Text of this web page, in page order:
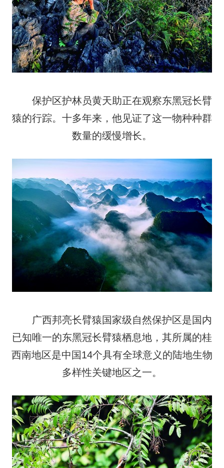
保护区护林员黄天助正在观察东黑冠长臂
猿的行踪。十多年来，他见证了这一物种种群
数量的缓慢增长。
广西邦亮长臂猿国家级自然保护区是国内
已知唯一的东黑冠长臂猿栖息地，其所属的桂
西南地区是中国14个具有全球意义的陆地生物
多样性关键地区之一。